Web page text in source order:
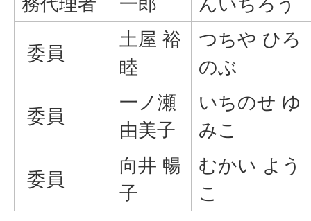
委員
土屋 裕
睦
つちや ひろ
のぶ
委員
一ノ瀬
由美子
いちのせ ゆ
みこ
委員
向井 暢
子
むかい よう
こ